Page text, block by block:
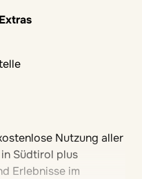
Nutzung aller
Südtirol plus
Erlebnisse im